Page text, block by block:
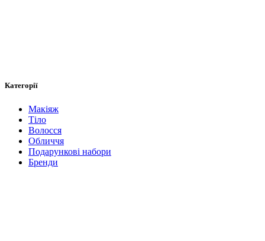
Категорії
Макіяж
Тіло
Волосся
Обличчя
Подарункові набори
Бренди